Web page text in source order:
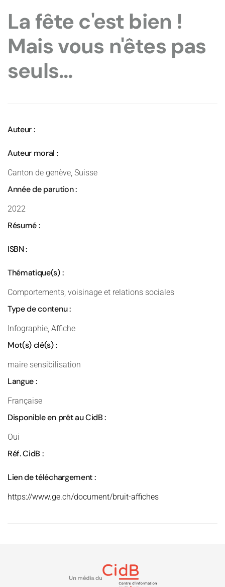
La fête c'est bien !
Mais vous n'êtes pas
seuls...
Auteur :
Auteur moral :
Canton de genève, Suisse
Année de parution :
2022
Résumé :
ISBN :
Thématique(s) :
Comportements, voisinage et relations sociales
Type de contenu :
Infographie, Affiche
Mot(s) clé(s) :
maire sensibilisation
Langue :
Française
Disponible en prêt au CidB :
Oui
Réf. CidB :
Lien de téléchargement :
https://www.ge.ch/document/bruit-affiches